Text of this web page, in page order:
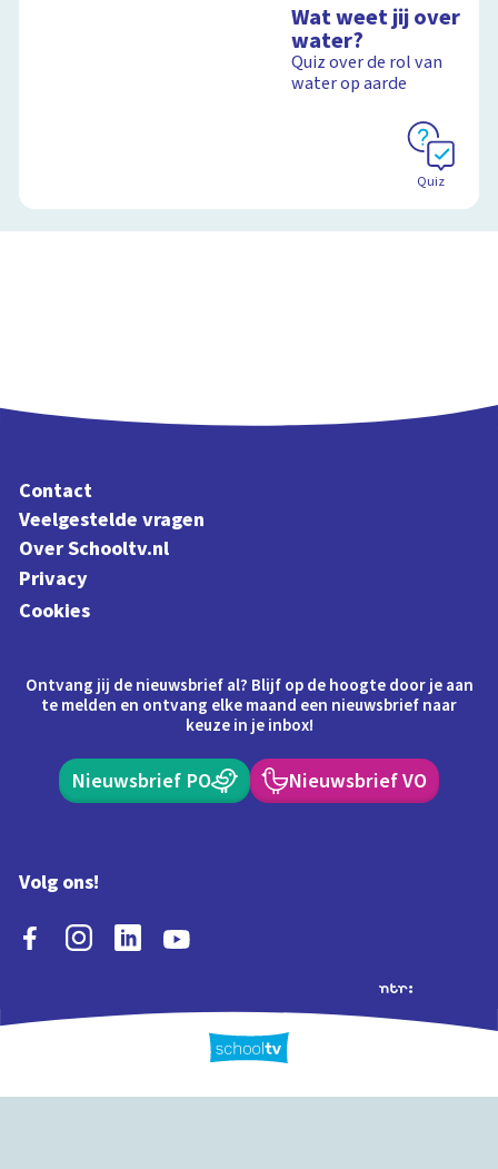
Wat weet jij over
water?
Quiz over de rol van
water op aarde
Quiz
Contact
Veelgestelde vragen
Over Schooltv.nl
Privacy
Cookies
Ontvang jij de nieuwsbrief al? Blijf op de hoogte door je aan
te melden en ontvang elke maand een nieuwsbrief naar
keuze in je inbox!
Nieuwsbrief PO Nieuwsbrief VO
Volg ons!